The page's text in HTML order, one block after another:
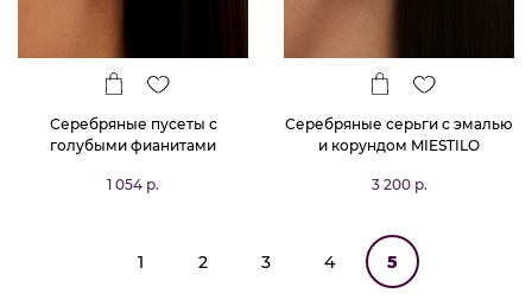
Серебряные пусеты с
голубыми фианитами
1 054 р.
Серебряные серьги с эмалью
и корундом MIESTILO
3 200 р.
1 2 3 4 5